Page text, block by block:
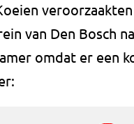
van Den Bosch
omdat er een